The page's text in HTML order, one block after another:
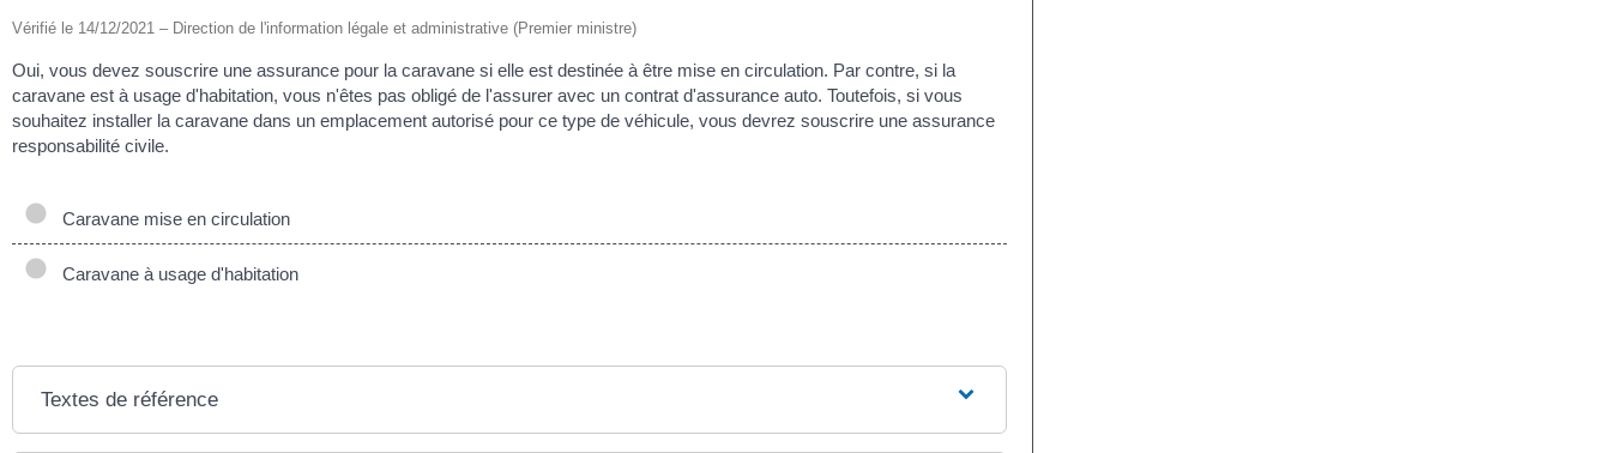
Vérifié le 14/12/2021 – Direction de l'information légale et administrative (Premier ministre)
Oui, vous devez souscrire une assurance pour la caravane si elle est destinée à être mise en circulation. Par contre, si la
caravane est à usage d'habitation, vous n'êtes pas obligé de l'assurer avec un contrat d'assurance auto. Toutefois, si vous
souhaitez installer la caravane dans un emplacement autorisé pour ce type de véhicule, vous devrez souscrire une assurance
responsabilité civile.
Caravane mise en circulation
Caravane à usage d'habitation
Textes de référence